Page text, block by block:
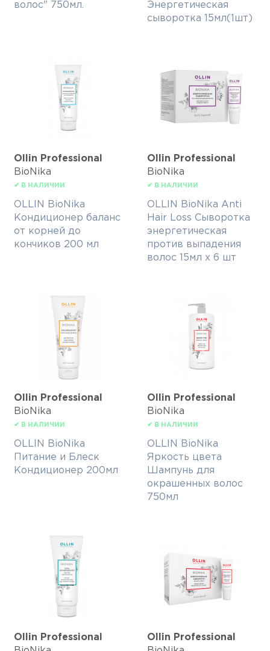
волос" 750мл.
Энергетическая
сыворотка 15мл(1шт)
Ollin Professional
BioNika
✔ В НАЛИЧИИ
OLLIN BioNika
Кондиционер баланс
от корней до
кончиков 200 мл
Ollin Professional
BioNika
✔ В НАЛИЧИИ
OLLIN BioNika Anti
Hair Loss Сыворотка
энергетическая
против выпадения
волос 15мл х 6 шт
Ollin Professional
BioNika
✔ В НАЛИЧИИ
OLLIN BioNika
Питание и Блеск
Кондиционер 200мл
Ollin Professional
BioNika
✔ В НАЛИЧИИ
OLLIN BioNika
Яркость цвета
Шампунь для
окрашенных волос
750мл
Ollin Professional
Ollin Professional